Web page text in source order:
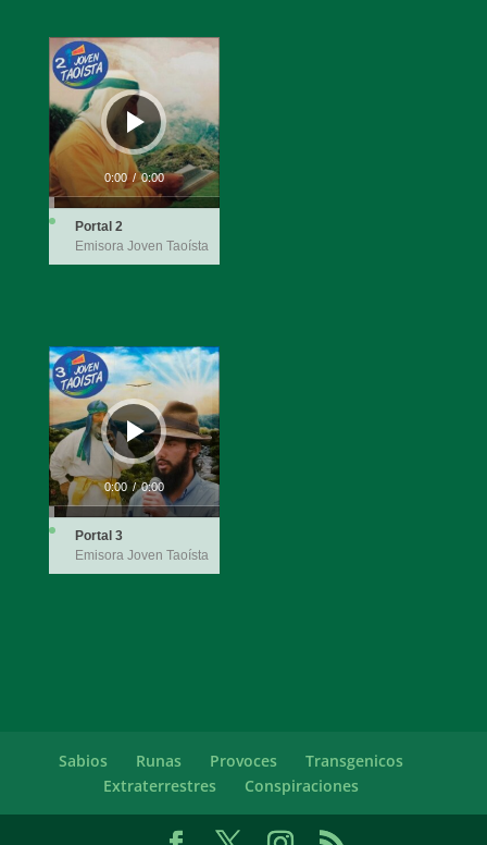
Reproductor
de
audio
0:00 / 0:00
Portal 2
Emisora Joven Taoísta
Reproductor
de
audio
0:00 / 0:00
Portal 3
Emisora Joven Taoísta
Sabios Runas Provoces
Transgenicos
Extraterrestres
Conspiraciones